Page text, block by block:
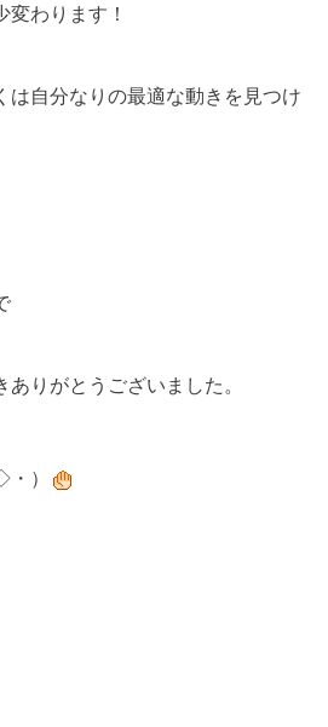
わります！
は自分なりの最適な動きを見つけ
りがとうございました。
）